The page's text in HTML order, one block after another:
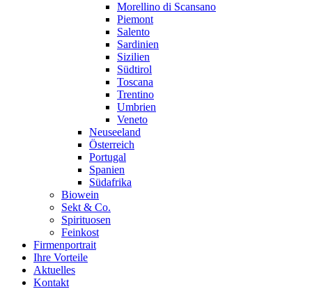
Morellino di Scansano
Piemont
Salento
Sardinien
Sizilien
Südtirol
Toscana
Trentino
Umbrien
Veneto
Neuseeland
Österreich
Portugal
Spanien
Südafrika
Biowein
Sekt & Co.
Spirituosen
Feinkost
Firmenportrait
Ihre Vorteile
Aktuelles
Kontakt